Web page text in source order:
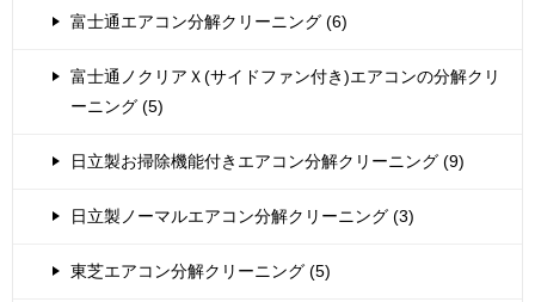
富士通エアコン分解クリーニング (6)
富士通ノクリアＸ(サイドファン付き)エアコンの分解クリ
ーニング (5)
日立製お掃除機能付きエアコン分解クリーニング (9)
日立製ノーマルエアコン分解クリーニング (3)
東芝エアコン分解クリーニング (5)